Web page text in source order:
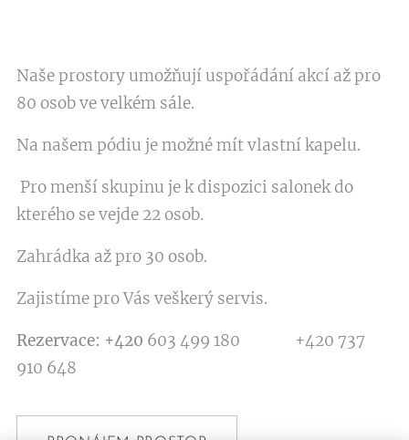
Naše prostory umožňují uspořádání akcí až pro
80 osob ve velkém sále.
Na našem pódiu je možné mít vlastní kapelu.
Pro menší skupinu je k dispozici salonek do
kterého se vejde 22 osob.
Zahrádka až pro 30 osob.
Zajistíme pro Vás veškerý servis.
Rezervace: +420 603 499 180 +420 737
910 648